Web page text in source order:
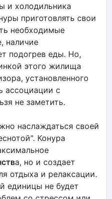
и холодильника
приготовлять свои
необходимые
наличие
подогрев еды. Но,
этого жилища
установленного
ассоциации с
не заметить.
наслаждаться своей
Конура
а, но и создает
отдыха и релаксации.
единицы не будет